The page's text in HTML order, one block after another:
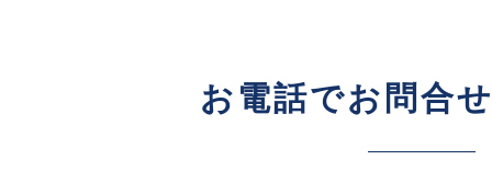
お電話でお問合